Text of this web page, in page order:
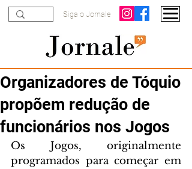
Siga o Jornale
Organizadores de Tóquio
propõem redução de
funcionários nos Jogos
Os Jogos, originalmente
programados para começar em